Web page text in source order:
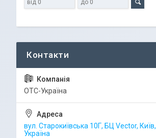
ОТС-Україна
вул. Старокиївська 10Г, БЦ Vector, Київ,
Україна